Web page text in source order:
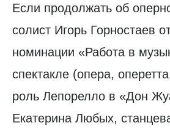
Если продолжать об
солист Игорь Горностаев
номинации «Работа в
спектакле (опера,
роль Лепорелло в «Дон
Екатерина Любых,